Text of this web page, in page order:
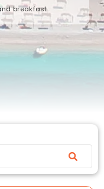
breakfast.